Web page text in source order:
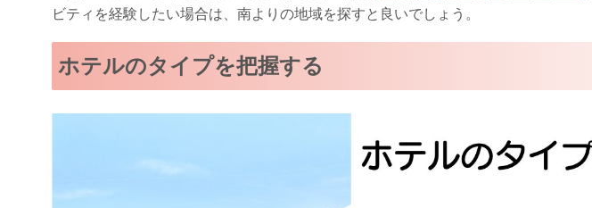
ビティを経験したい場合は、南よりの地域を探すと良いでしょう。
ホテルのタイプを把握する